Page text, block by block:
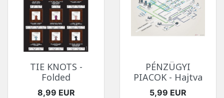
TIE KNOTS -
Folded
Ár
8,99 EUR
PÉNZÜGYI
PIACOK - Hajtva
Ár
5,99 EUR